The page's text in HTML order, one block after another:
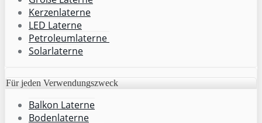
Kerzenlaterne
LED Laterne
Petroleumlaterne
Solarlaterne
Für jeden Verwendungszweck
Balkon Laterne
Bodenlaterne